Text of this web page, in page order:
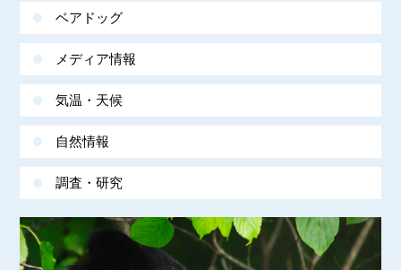
ベアドッグ
メディア情報
気温・天候
自然情報
調査・研究